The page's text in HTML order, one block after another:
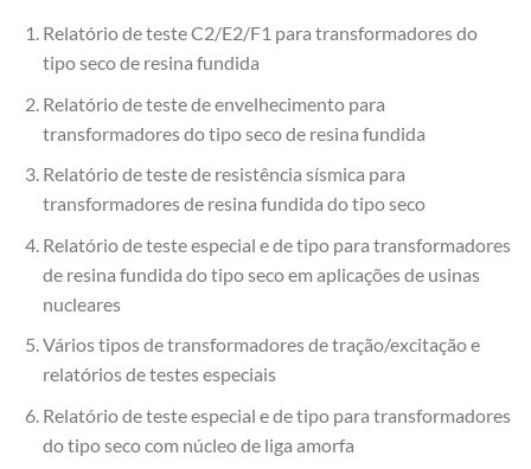
Relatório de teste C2/E2/F1 para transformadores do
tipo seco de resina fundida
Relatório de teste de envelhecimento para
transformadores do tipo seco de resina fundida
Relatório de teste de resistência sísmica para
transformadores de resina fundida do tipo seco
Relatório de teste especial e de tipo para transformadores
de resina fundida do tipo seco em aplicações de usinas
nucleares
Vários tipos de transformadores de tração/excitação e
relatórios de testes especiais
Relatório de teste especial e de tipo para transformadores
do tipo seco com núcleo de liga amorfa